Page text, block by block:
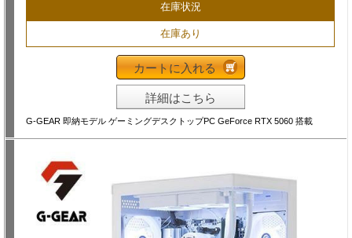
在庫状況
在庫あり
カートに入れる
詳細はこちら
G-GEAR 即納モデル ゲーミングデスクトップPC GeForce RTX 5060 搭載